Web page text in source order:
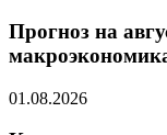
Прогноз на
01.08.2026